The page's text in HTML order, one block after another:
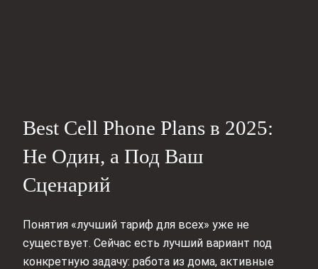
Best Cell Phone Plans в 2025:
Не Один, а Под Ваш
Сценарий
Понятия «лучший тариф для всех» уже не
существует. Сейчас есть лучший вариант под
конкретную задачу: работа из дома, активные